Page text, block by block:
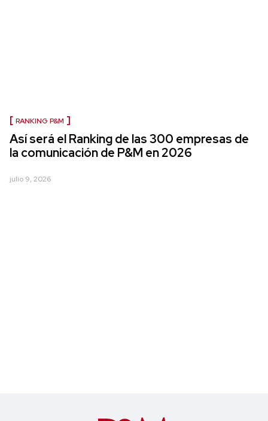
RANKING P&M
Así será el Ranking de las 300 empresas de
la comunicación de P&M en 2026
julio 9, 2026